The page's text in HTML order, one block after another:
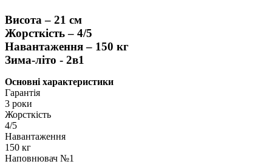
Висота – 21 см
Жорсткість – 4/5
Навантаження – 150 кг
Зима-літо - 2в1
Основні характеристики
Гарантія
3 роки
Жорсткість
4/5
Навантаження
150 кг
Наповнювач №1